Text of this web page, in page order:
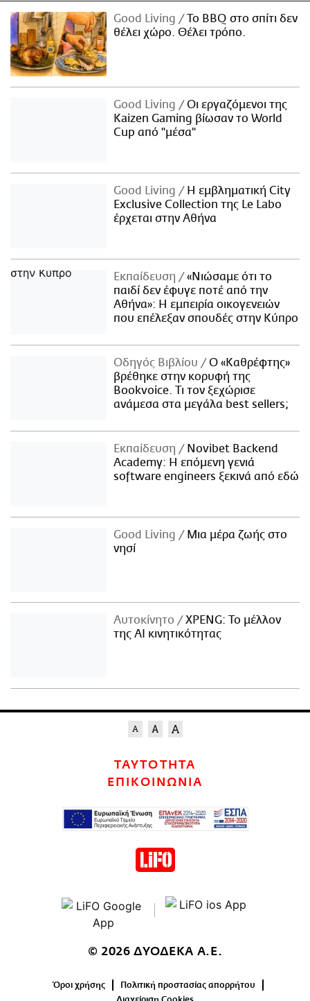
Good Living
Το BBQ στο σπίτι δεν
θέλει χώρο. Θέλει τρόπο.
Good Living
Οι εργαζόμενοι της
Kaizen Gaming βίωσαν το World
Cup από "μέσα"
Good Living
Η εμβληματική City
Exclusive Collection της Le Labo
έρχεται στην Αθήνα
Εκπαίδευση
«Νιώσαμε ότι το
παιδί δεν έφυγε ποτέ από την
Αθήνα»: Η εμπειρία οικογενειών
που επέλεξαν σπουδές στην Κύπρο
Οδηγός Βιβλίου
Ο «Καθρέφτης»
βρέθηκε στην κορυφή της
Bookvoice. Τι τον ξεχώρισε
ανάμεσα στα μεγάλα best sellers;
Εκπαίδευση
Novibet Backend
Academy: Η επόμενη γενιά
software engineers ξεκινά από εδώ
Good Living
Μια μέρα ζωής στο
νησί
Αυτοκίνητο
XPENG: Το μέλλον
της AI κινητικότητας
ΤΑΥΤΟΤΗΤΑ
ΕΠΙΚΟΙΝΩΝΙΑ
© 2026 ΔΥΟΔΕΚΑ Α.Ε.
Όροι χρήσης
Πολιτική προστασίας απορρήτου